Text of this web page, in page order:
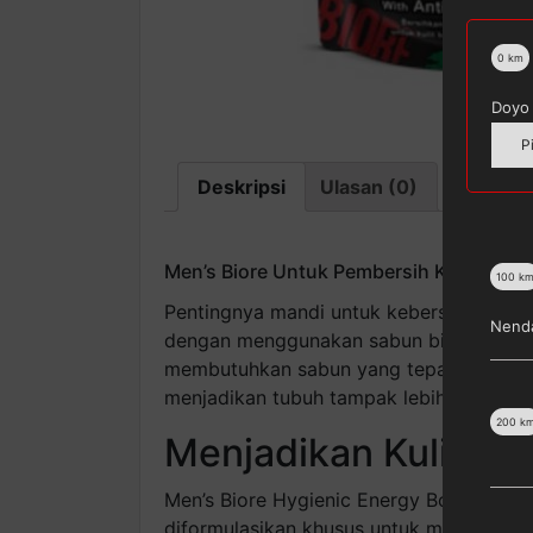
Deskripsi Ulasan (0)
Men’s Biore Untuk Pembersih Kulit
Pentingnya mandi untuk kebersihan
dengan menggunakan sabun biasa
membutuhkan sabun yang tepat untuk
menjadikan tubuh tampak lebih bersih
Menjadikan Kulit
Men’s Biore Hygienic Energy Body
diformulasikan khusus untuk
0 km
Doyo
100 km
200 km